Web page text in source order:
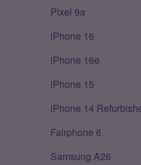
Pixel 9a
iPhone 16
iPhone 16e
iPhone 15
iPhone 14
Fairphone 6
Samsung A26